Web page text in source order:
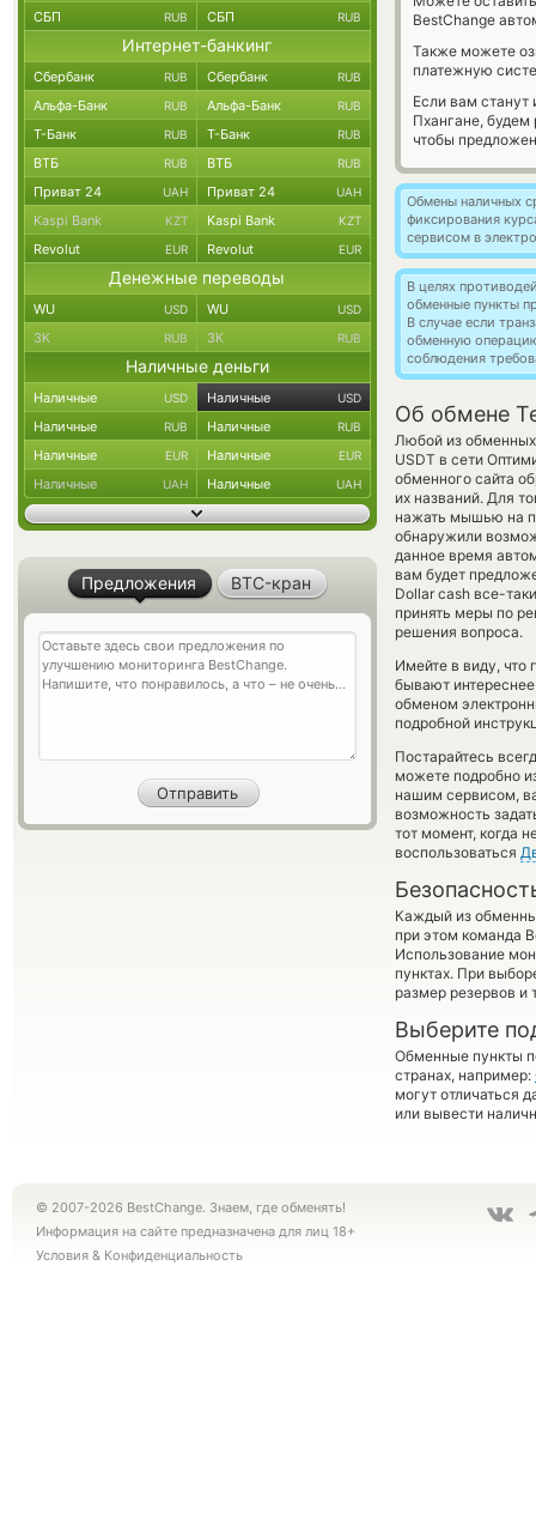
BestChange
Также можете
платежную
Если вам
Пхангане,
чтобы
Обмены наличных
фиксирования
сервисом в
В целях
обменные пункты
В случае если
обменную
соблюдения
Об обмене
Любой из обменных
USDT в сети
обменного сайта
их названий. Для
нажать мышью на
обнаружили
данное время
вам будет
Dollar cash все-
принять меры по
решения вопроса.
Имейте в виду, что
бывают
обменом
подробной
Постарайтесь
можете подробно
нашим сервисом,
возможность
тот момент, когда
воспользоваться
Каждый из
при этом команда
Использование
пунктах. При
размер резервов и
Выберите
Обменные пункты
странах, например:
могут отличаться
или вывести
СБП RUB СБП RUB
Интернет-банкинг
Сбербанк RUB Сбербанк RUB
Альфа-Банк RUB Альфа-Банк RUB
Т-Банк RUB Т-Банк RUB
ВТБ RUB ВТБ RUB
Приват 24 UAH Приват 24 UAH
Kaspi Bank KZT Kaspi Bank KZT
Revolut EUR Revolut EUR
Денежные переводы
WU USD WU USD
ЗК RUB ЗК RUB
Наличные деньги
Наличные USD Наличные USD
Наличные RUB Наличные RUB
Наличные EUR Наличные EUR
Наличные UAH Наличные UAH
Предложения BTC-кран
© 2007-2026 BestChange. Знаем, где обменять!
Информация на сайте предназначена для лиц 18+
Условия & Конфиденциальность